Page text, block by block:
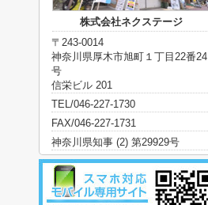
株式会社ネクステージ
〒243-0014
神奈川県厚木市旭町１丁目22番24
号
信栄ビル 201
TEL/046-227-1730
FAX/046-227-1731
神奈川県知事 (2) 第29929号